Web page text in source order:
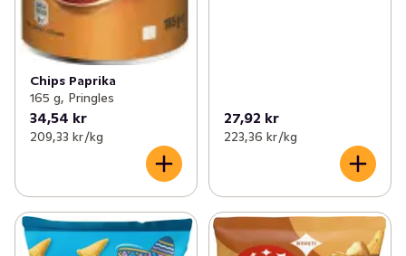
Chips Paprika
165 g, Pringles
34,54 kr
209,33 kr /kg
27,92 kr
223,36 kr /kg